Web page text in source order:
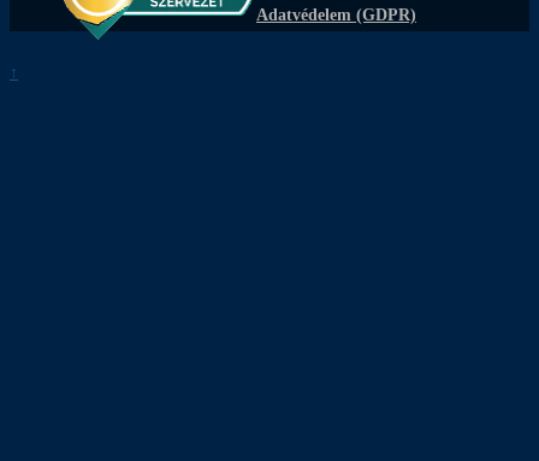
Adatvédelem (GDPR)
↑